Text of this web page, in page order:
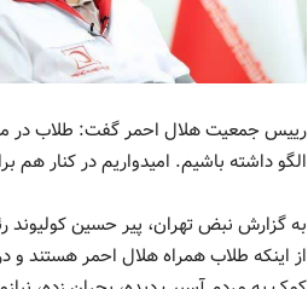
رییس جمعیت هلال احمر گفت: طلاب در
الگو داشته باشیم. امیدواریم در کنار
به گزارش نبض تهران، پیر حسین
از اینکه طلاب همراه هلال احمر هستند